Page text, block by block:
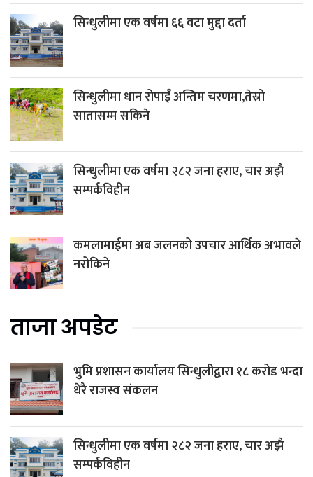
सिन्धुलीमा एक वर्षमा ६६ वटा मुद्दा दर्ता
सिन्धुलीमा धान रोपाइँ अन्तिम चरणमा,तेस्रो
सातासम्म सकिने
सिन्धुलीमा एक वर्षमा २८२ जना हराए, चार अझै
सम्पर्कविहीन
कमलामाईमा अब जलनको उपचार आर्थिक अभावले
नरोकिने
ताजा अपडेट
भुमि प्रशासन कार्यालय सिन्धुलीद्वारा १८ करोड भन्दा
धेरै राजस्व संकलन
सिन्धुलीमा एक वर्षमा २८२ जना हराए, चार अझै
सम्पर्कविहीन